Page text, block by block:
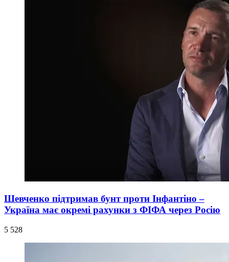
Шевченко підтримав бунт проти Інфантіно –
Україна має окремі рахунки з ФІФА через Росію
5 528